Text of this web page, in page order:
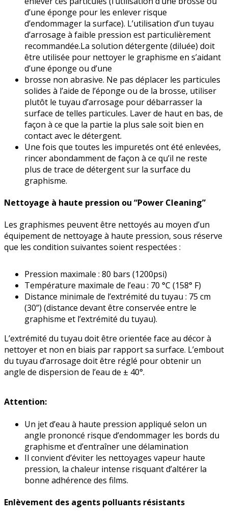
d’une éponge pour les enlever risque
d’endommager la surface). L’utilisation d’un tuyau
d’arrosage à faible pression est particulièrement
recomman­dée.La solution détergente (diluée) doit
être utilisée pour nettoyer le graphisme en s’aidant
d’une éponge ou d’une
brosse non abrasive. Ne pas déplacer les particules
solides à l’aide de l’éponge ou de la brosse, utiliser
plutôt le tuyau d’arrosage pour débarrasser la
surface de telles particules. Laver de haut en bas, de
façon à ce que la partie la plus sale soit bien en
contact avec le détergent.
Une fois que toutes les impuretés ont été enlevées,
rincer abondamment de façon à ce qu’il ne reste
plus de trace de détergent sur la surface du
graphisme.
Nettoyage à haute pression ou “Power Cleaning”
Les graphismes peuvent être nettoyés au moyen d’un
équipement de nettoyage à haute pression, sous réserve
que les condi­tion suivantes soient respectées :
Pression maximale : 80 bars (1200psi)
Température maximale de l’eau : 70 °C (158° F)
Distance minimale de l’extrémité du tuyau : 75 cm
(30”) (distance devant être conservée entre le
graphisme et l’extrémité du tuyau).
L’extrémité du tuyau doit être orientée face au décor à
nettoyer et non en biais par rapport sa surface. L’embout
du tuyau d’arrosage doit être réglé pour obtenir un
angle de dispersion de l’eau de ± 40°.
Attention:
Un jet d’eau à haute pression appliqué selon un
angle prononcé risque d’endommager les bords du
graphisme et d’entraîner une délamination
Il convient d’éviter les nettoyages vapeur haute
pression, la chaleur intense risquant d’altérer la
bonne adhérence des films.
Enlèvement des agents polluants résistants